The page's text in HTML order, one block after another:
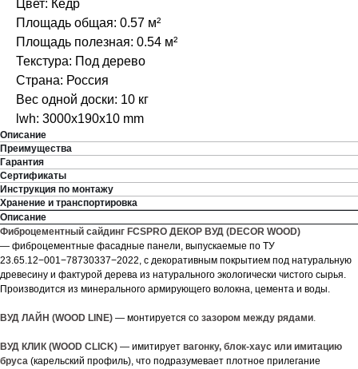
Цвет: Кедр
Площадь общая: 0.57 м²
Площадь полезная: 0.54 м²
Текстура: Под дерево
Страна: Россия
Вес одной доски: 10 кг
lwh: 3000x190x10 mm
Описание
Преимущества
Гарантия
Сертификаты
Инструкция по монтажу
Хранение и транспортировка
Описание
Фиброцементный сайдинг FCSPRO ДЕКОР ВУД (DECOR WOOD)
— фиброцементные фасадные панели, выпускаемые по ТУ
23.65.12−001−78730337−2022, с декоративным покрытием под натуральную
древесину и фактурой дерева из натурального экологически чистого сырья.
Производится из минерального армирующего волокна, цемента и воды.
ВУД ЛАЙН (WOOD LINE) — монтируется со зазором между рядами.
ВУД КЛИК (WOOD CLICK) — имитирует вагонку, блок-хаус или имитацию
бруса (карельский профиль), что подразумевает плотное прилегание